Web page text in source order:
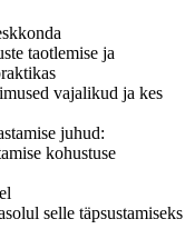
taotlemise ja
vajalikud ja kes
juhud:
kohustuse
selle täpsustamiseks